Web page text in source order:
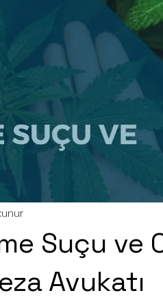
Suçu ve
Avukatı